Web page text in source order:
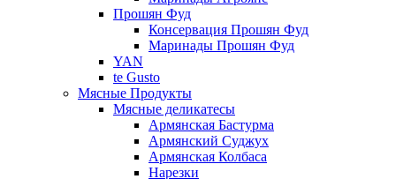
Прошян Фуд
Консервация Прошян Фуд
Маринады Прошян Фуд
YAN
te Gusto
Мясные Продукты
Мясные деликатесы
Армянская Бастурма
Армянский Суджух
Армянская Колбаса
Нарезки